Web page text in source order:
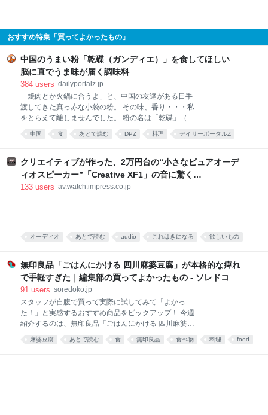
おすすめ特集「買ってよかったもの」
中国のうまい粉「乾碟（ガンディエ）」を食してほしい
脳に直でうま味が届く調味料
384 users dailyportalz.jp
「焼肉とか火鍋に合うよ」と、中国の友達がある日手
渡してきた真っ赤な小袋の粉。 その味、香り・・・私
をとらえて離しませんでした。 粉の名は「乾碟」（ガ
た、脳に直でうま味が届く調味料です。 そんな乾碟を
した。 真っ赤な小袋に入った粉 大学院生のころ、中国
の東北地方から来た留学生の女の子と仲良くなりまし
た。 彼女は辛い物が大好き。「日本には辛い食べ物が
ない」と、中国のショッピングサイト「淘宝」（タオ
キャラの描かれた、真っ赤な小袋をくれました。 なん
していなか
中国 食 あとで読む DPZ 料理 デイリーポータルZ
クリエイティブが作った、2万円台の“小さなピュアオーデ
ィオスピーカー”「Creative XF1」の音に驚く
[Sponsored]
133 users av.watch.impress.co.jp
オーディオ あとで読む audio これはきになる 欲しいもの
無印良品「ごはんにかける 四川麻婆豆腐」が本格的な痺れ
で手軽すぎた｜編集部の買ってよかったもの - ソレドコ
91 users soredoko.jp
スタッフが自腹で買って実際に試してみて「よかっ
た！」と実感するおすすめ商品をピックアップ！ 今週
紹介するのは、無印良品「ごはんにかける 四川麻婆豆
本格四川の味が楽しめます。暑くて料理が億劫な日
麻婆豆腐 あとで読む 食 無印良品 食べ物 料理 food